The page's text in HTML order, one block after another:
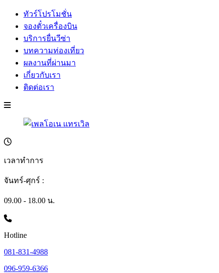
ทัวร์โปรโมชั่น
จองตั๋วเครื่องบิน
บริการยื่นวีซ่า
บทความท่องเที่ยว
ผลงานที่ผ่านมา
เกี่ยวกับเรา
ติดต่อเรา
เวลาทำการ
จันทร์-ศุกร์ :
09.00 - 18.00 น.
Hotline
081-831-4988
096-959-6366